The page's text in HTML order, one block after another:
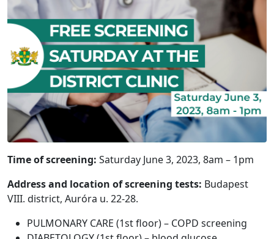
Time of screening: Saturday June 3, 2023, 8am – 1pm
Address and location of screening tests: Budapest
VIII. district, Auróra u. 22-28.
PULMONARY CARE (1st floor) – COPD screening